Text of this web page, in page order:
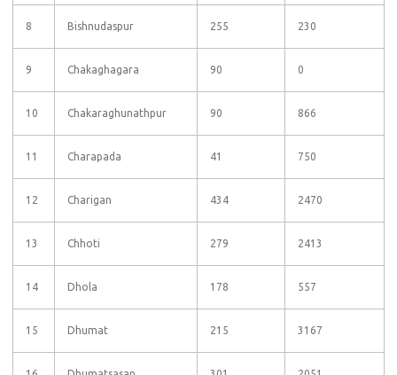
8 Bishnudaspur 255 230
9 Chakaghagara 90 0
10 Chakaraghunathpur 90 866
11 Charapada 41 750
12 Charigan 434 2470
13 Chhoti 279 2413
14 Dhola 178 557
15 Dhumat 215 3167